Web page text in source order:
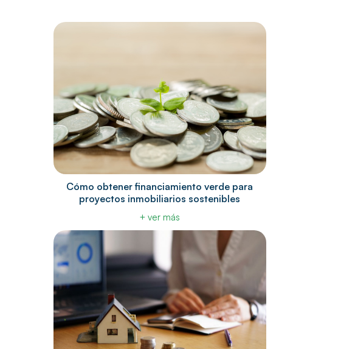
Cómo obtener financiamiento verde para
proyectos inmobiliarios sostenibles
+ ver más